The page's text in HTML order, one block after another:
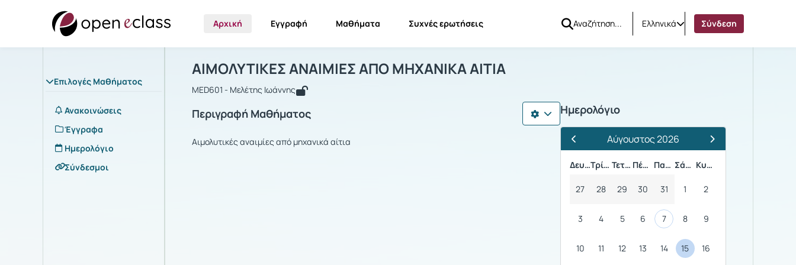
Αρχική Εγγραφή Μαθήματα Συχνές ερωτήσεις Ελληνικά Σύνδεση
Επιλογές Μαθήματος
Ανακοινώσεις
Έγγραφα
Ημερολόγιο
Σύνδεσμοι
Μάθημα : ΑΙΜΟΛΥΤΙΚΕΣ ΑΝΑΙΜΙΕΣ ΑΠΟ ΜΗΧΑΝΙΚΑ ΑΙΤΙΑ
ΑΙΜΟΛΥΤΙΚΕΣ ΑΝΑΙΜΙΕΣ ΑΠΟ ΜΗΧΑΝΙΚΑ ΑΙΤΙΑ
MED601 - Μελέτης Ιωάννης
Περιγραφή Μαθήματος
Αιμολυτικές αναιμίες από μηχανικά αίτια
Ημερολόγιο
Προηγούμενος Μήνας
Αύγουστος 2026
Επόμενος Μήνας
Δευτέρα
Τρίτη Τετάρτη Πέμπτη Παρασκευή Σάββατο Κυριακή
27 28 29 30 31 1 2
3 4 5 6 7 8 9
10 11 12 13 14 15 16